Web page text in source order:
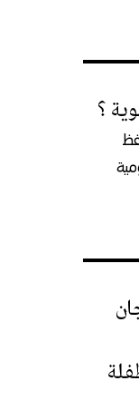
؟
اكثر من 300 طفلة